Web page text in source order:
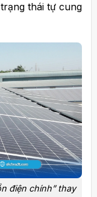
thái tự cung
điện chính” thay